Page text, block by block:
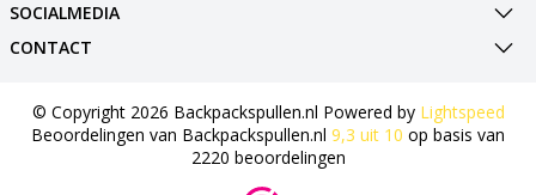
SOCIALMEDIA
CONTACT
© Copyright 2026 Backpackspullen.nl Powered by Lightspeed
Beoordelingen van Backpackspullen.nl 9,3 uit 10 op basis van
2220 beoordelingen